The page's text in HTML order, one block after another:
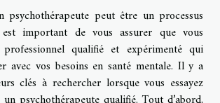
psychothérapeute peut être un processus
important de vous assurer que vous
qualifié et expérimenté qui
avec vos besoins en santé mentale. Il y a
clés à rechercher lorsque vous essayez